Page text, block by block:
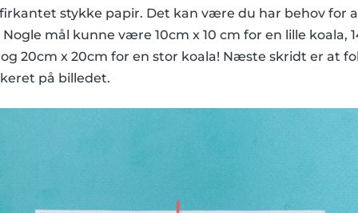
stykke papir. Det kan være du har behov for
mål kunne være 10cm x 10 cm for en lille koala,
20cm x 20cm for en stor koala! Næste skridt er at
på billedet.